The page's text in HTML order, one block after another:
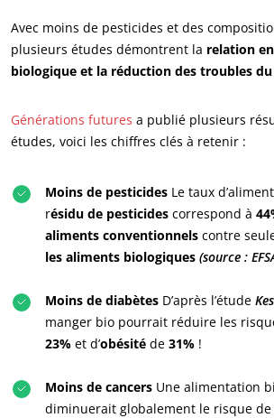
Actualités
NOS ENGAGEMENTS RSE
Progresser avec nos équipes
S’investir pour notre environnement
Avec moins de pesticides et des
plusieurs études démontrent la relation
biologique et la réduction des troubles
Générations futures a publié plusieurs
études, voici les chiffres clés à retenir :
Moins de pesticides Le taux
résidu de pesticides correspond à
aliments conventionnels contre
les aliments biologiques (source :
Moins de diabètes D’après l’étude
manger bio pourrait réduire les
23% et d’obésité de 31% !
Moins de cancers Une alimentation
diminuerait globalement le risque de